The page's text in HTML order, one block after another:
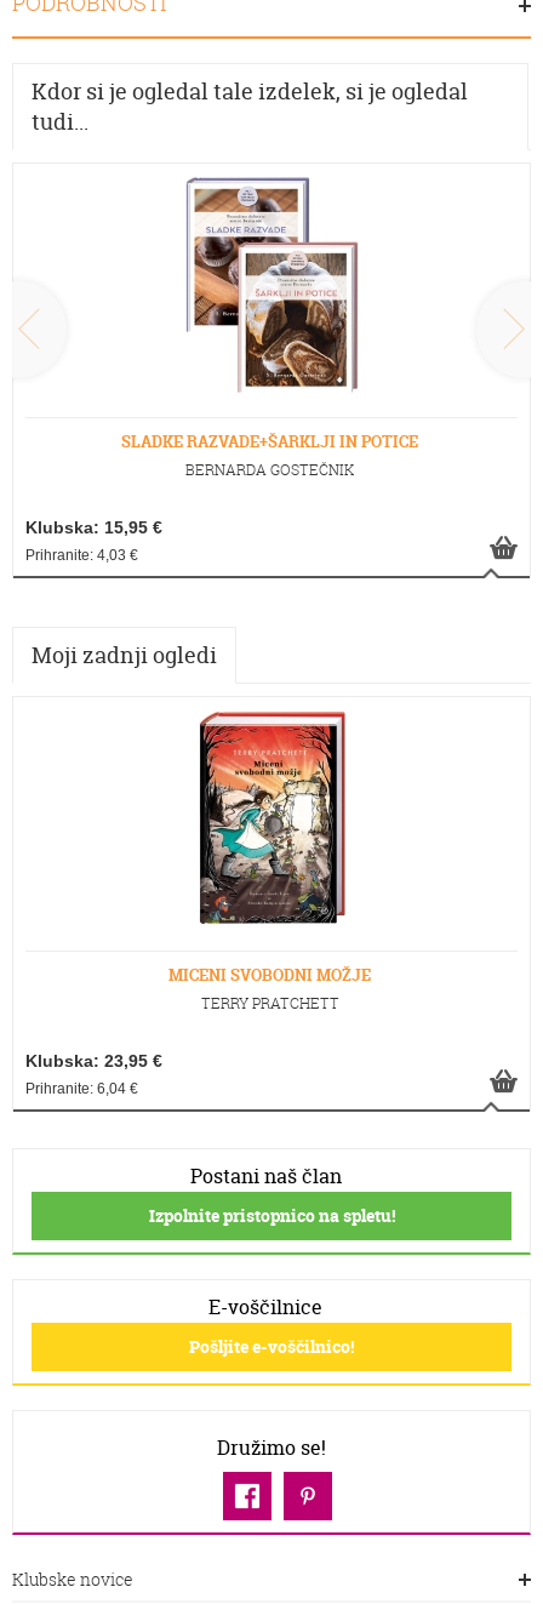
Kdor si je ogledal tale izdelek, si je ogledal
tudi...
SLADKE RAZVADE+ŠARKLJI IN POTICE
BERNARDA GOSTEČNIK
Klubska: 15,95 €
Prihranite: 4,03 €
Moji zadnji ogledi
MICENI SVOBODNI MOŽJE
TERRY PRATCHETT
Klubska: 23,95 €
Prihranite: 6,04 €
Postani naš član
Izpolnite pristopnico na spletu!
E-voščilnice
Pošljite e-voščilnico!
Družimo se!
Klubske novice